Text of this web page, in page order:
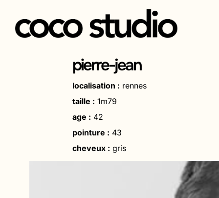
Aller
pierre-jean
localisation : rennes
taille : 1m79
age : 42
pointure : 43
cheveux : gris